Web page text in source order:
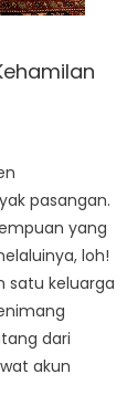
pasangan.
yang
loh!
satu keluarga
dari
akun